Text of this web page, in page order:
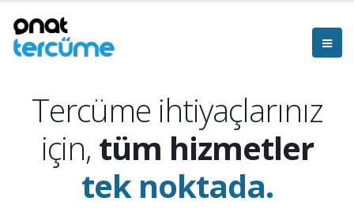
Tercüme ihtiyaçlarınız
için, tüm hizmetler
tek noktada.